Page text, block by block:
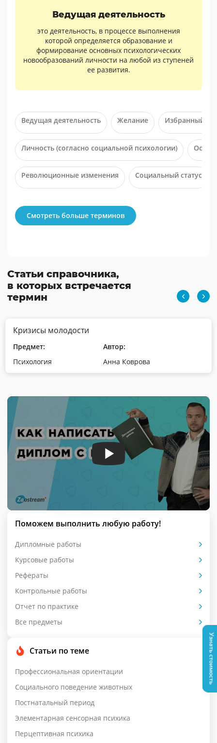
Ведущая деятельность
это деятельность, в процессе выполнения
которой определяется образование и
формирование основных психологических
новообразований личности на любой из ступеней
ее развития.
Ведущая деятельность Желание Избранный
Личность (согласно социальной психологии)
Революционные изменения Социальный статус
Смотреть больше терминов
Статьи справочника,
в которых встречается
термин
Кризисы молодости
Предмет:
Психология
Автор:
Анна Коврова
Поможем выполнить любую работу!
Дипломные работы
Курсовые работы
Рефераты
Контрольные работы
Отчет по практике
Все предметы
Статьи по теме
Профессиональная ориентации
Социального поведение животных
Постнатальный период
Элементарная сенсорная психика
Перцептивная психика
Узнать стоимость